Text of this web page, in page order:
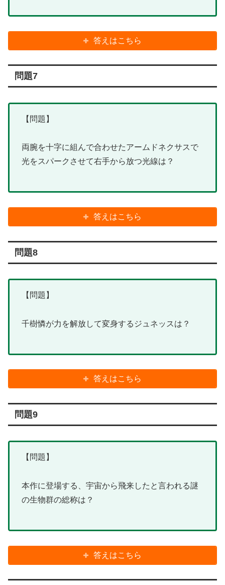
答えはこちら
問題7
【問題】
両腕を十字に組んで合わせたアームドネクサスで
光をスパークさせて右手から放つ光線は？
答えはこちら
問題8
【問題】
千樹憐が力を解放して変身するジュネッスは？
答えはこちら
問題9
【問題】
本作に登場する、宇宙から飛来したと言われる謎
の生物群の総称は？
答えはこちら